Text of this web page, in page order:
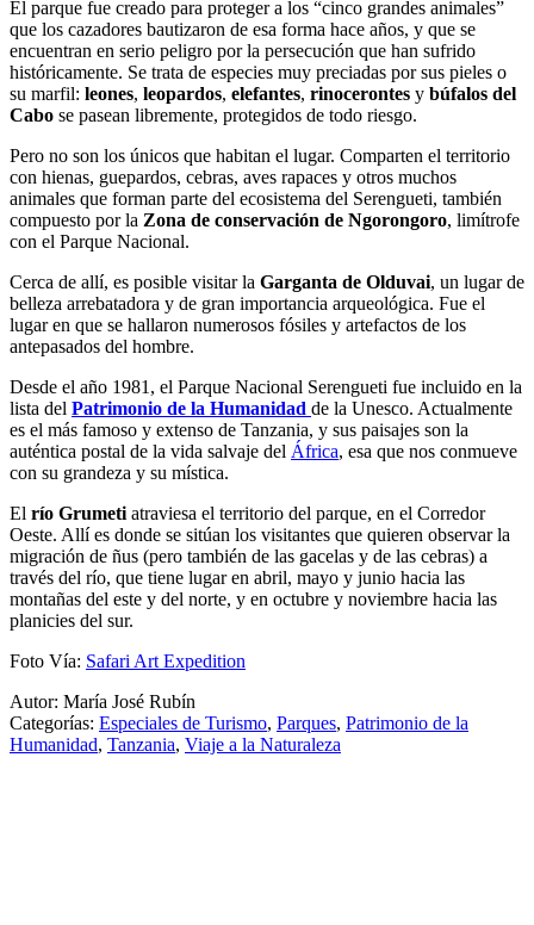
El parque fue creado para proteger a los “cinco grandes animales”
que los cazadores bautizaron de esa forma hace años, y que se
encuentran en serio peligro por la persecución que han sufrido
históricamente. Se trata de especies muy preciadas por sus pieles o
su marfil: leones, leopardos, elefantes, rinocerontes y búfalos del
Cabo se pasean libremente, protegidos de todo riesgo.
Pero no son los únicos que habitan el lugar. Comparten el territorio
con hienas, guepardos, cebras, aves rapaces y otros muchos
animales que forman parte del ecosistema del Serengueti, también
compuesto por la Zona de conservación de Ngorongoro, limítrofe
con el Parque Nacional.
Cerca de allí, es posible visitar la Garganta de Olduvai, un lugar de
belleza arrebatadora y de gran importancia arqueológica. Fue el
lugar en que se hallaron numerosos fósiles y artefactos de los
antepasados del hombre.
Desde el año 1981, el Parque Nacional Serengueti fue incluido en la
lista del Patrimonio de la Humanidad de la Unesco. Actualmente
es el más famoso y extenso de Tanzania, y sus paisajes son la
auténtica postal de la vida salvaje del África, esa que nos conmueve
con su grandeza y su mística.
El río Grumeti atraviesa el territorio del parque, en el Corredor
Oeste. Allí es donde se sitúan los visitantes que quieren observar la
migración de ñus (pero también de las gacelas y de las cebras) a
través del río, que tiene lugar en abril, mayo y junio hacia las
montañas del este y del norte, y en octubre y noviembre hacia las
planicies del sur.
Foto Vía: Safari Art Expedition
Autor: María José Rubín
Categorías: Especiales de Turismo, Parques, Patrimonio de la
Humanidad, Tanzania, Viaje a la Naturaleza